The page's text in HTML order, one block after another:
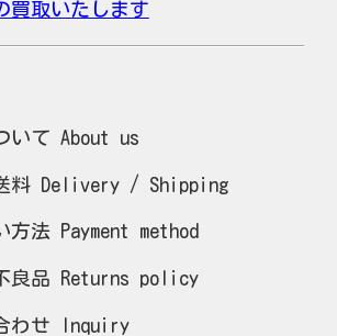
買取いたします
いて About us
料 Delivery / Shipping
方法 Payment method
良品 Returns policy
わせ Inquiry